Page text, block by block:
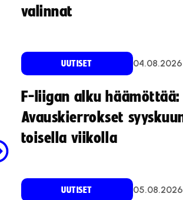
valinnat
UUTISET 04.08.2026
F-liigan alku häämöttää:
Avauskierrokset
toisella viikolla
UUTISET 05.08.2026